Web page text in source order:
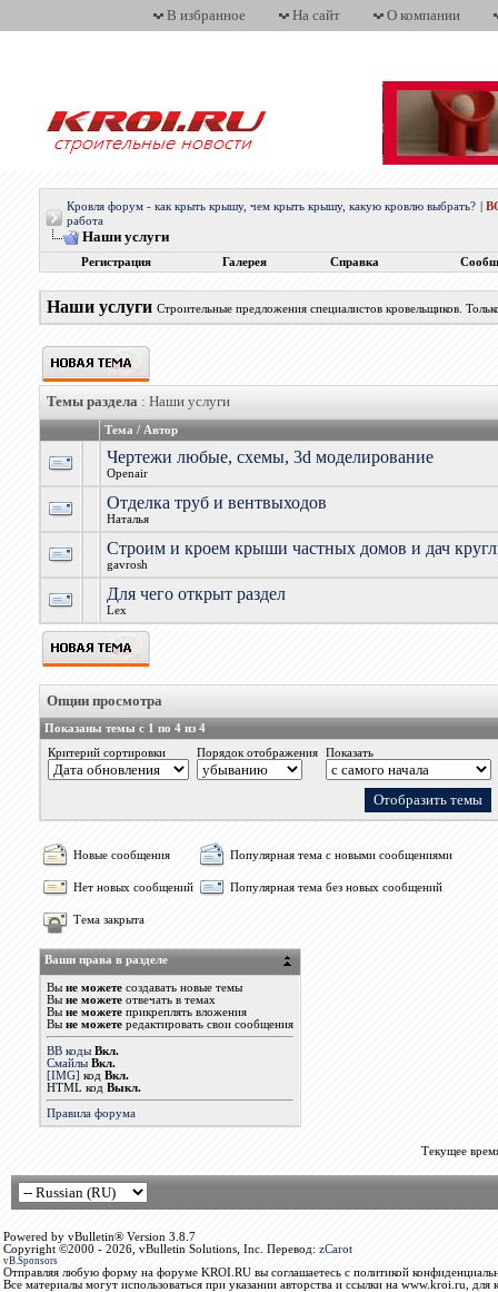
В избранное На сайт О компании
Кровля форум - как крыть крышу, чем крыть крышу, какую кровлю выбрать?
работа
Наши услуги
Регистрация Галерея Справка
Наши услуги Строительные предложения специалистов кровельщиков.
Темы раздела: Наши услуги
Тема / Автор
Чертежи любые, схемы, 3d моделирование
Openair
Отделка труб и вентвыходов
Наталья
Строим и кроем крыши частных домов и дач
gavrosh
Для чего открыт раздел
Lex
Опции просмотра
Показаны темы с 1 по 4 из 4
Критерий сортировки
Порядок отображения Показать
Новые сообщения Популярная тема с новыми сообщениями
Нет новых сообщений Популярная тема без новых сообщений
Тема закрыта
Ваши права в разделе
Вы не можетесоздавать новые темы
Вы не можетеотвечать в темах
Вы не можетеприкреплять вложения
Вы не можетередактировать свои сообщения
BB коды Вкл.
Смайлы Вкл.
[IMG] код Вкл.
HTML код Выкл.
Правила форума
Текущее
Powered by vBulletin® Version 3.8.7
Copyright ©2000 - 2026, vBulletin Solutions, Inc. Перевод: zCarot
vB.Sponsors
Отправляя любую форму на форуме KROI.RU вы соглашаетесь с политикой
Все материалы могут использоваться при указании авторства и ссылки на www.kroi.ru, для